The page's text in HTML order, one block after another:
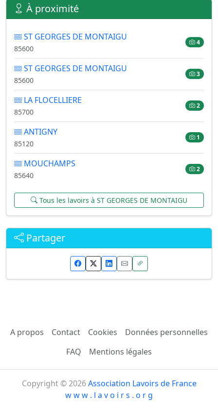
À proximité
ST GEORGES DE MONTAIGU
85600
4
ST GEORGES DE MONTAIGU
85600
3
LA FLOCELLIERE
85700
2
ANTIGNY
85120
1
MOUCHAMPS
85640
2
Tous les lavoirs à ST GEORGES DE MONTAIGU
Partager
A propos Contact Cookies
Données personnelles
FAQ
Mentions légales
Copyright © 2026Association Lavoirs de France
w w w . l a v o i r s . o r g